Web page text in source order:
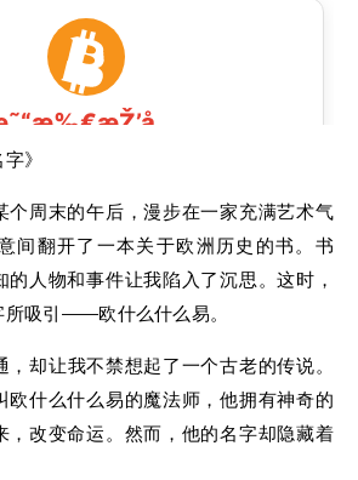
》
个周末的午后，漫步在一家充满艺术气
间翻开了一本关于欧洲历史的书。书
人物和事件让我陷入了沉思。这时，
所吸引——欧什么什么易。
，却让我不禁想起了一个古老的传说。
欧什么什么易的魔法师，他拥有神奇的
，改变命运。然而，他的名字却隐藏着